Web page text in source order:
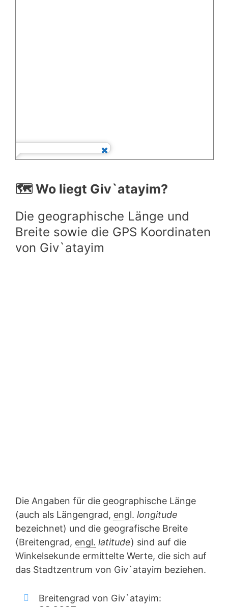
🗺️ Wo liegt Giv`atayim?
Die geographische Länge und
Breite sowie die GPS Koordinaten
von Giv`atayim
Die Angaben für die geographische Länge
(auch als Längengrad, engl. longitude
bezeichnet) und die geografische Breite
(Breitengrad, engl. latitude) sind auf die
Winkelsekunde ermittelte Werte, die sich auf
das Stadtzentrum von Giv`atayim beziehen.
Breitengrad von Giv`atayim: